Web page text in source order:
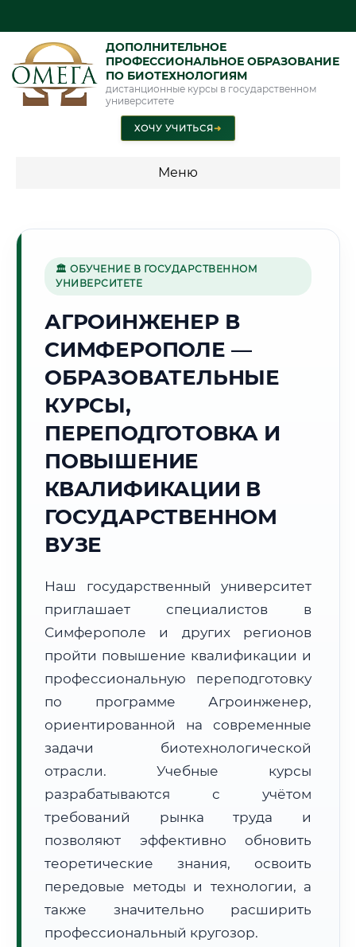
ДОПОЛНИТЕЛЬНОЕ
ПРОФЕССИОНАЛЬНОЕ ОБРАЗОВАНИЕ
ПО БИОТЕХНОЛОГИЯМ
дистанционные курсы в государственном
университете
ХОЧУ УЧИТЬСЯ➜
Меню
🌞
Г. СИМФЕРОПОЛЬ
04:25:20
2026 г.
Погода в г. Симферополь:🌤️ +22°C
🌅 Восход:05:37 🌇 Закат:
📍 Региональная справка
Почтовые индексы:
Часовой пояс:
МСК (UTC+3)
Формат учебы:
Дистанционно
🗺️ Зона обслуживания: г. Симферополь
Расчет логистики оригиналов:
• Маршрут транзита:~3 582 км
• Экспресс-доставка СДЭК / Почтой: 5–7 рабочих дней
📜 Документы и аккредитация ФИС ФРДО
🏛 ОБУЧЕНИЕ В ГОСУДАРСТВЕННОМ
УНИВЕРСИТЕТЕ
АГРОИНЖЕНЕР В
СИМФЕРОПОЛЕ —
ОБРАЗОВАТЕЛЬНЫЕ
КУРСЫ,
ПЕРЕПОДГОТОВКА И
ПОВЫШЕНИЕ
КВАЛИФИКАЦИИ В
ГОСУДАРСТВЕННОМ
ВУЗЕ
Наш государственный университет
приглашает специалистов в
Симферополе и других регионов
пройти повышение квалификации и
профессиональную переподготовку
по программе Агроинженер,
ориентированной на современные
задачи биотехнологической
отрасли. Учебные курсы
разрабатываются с учётом
требований рынка труда и
позволяют эффективно обновить
теоретические знания, освоить
передовые методы и технологии, а
также значительно расширить
профессиональный кругозор.